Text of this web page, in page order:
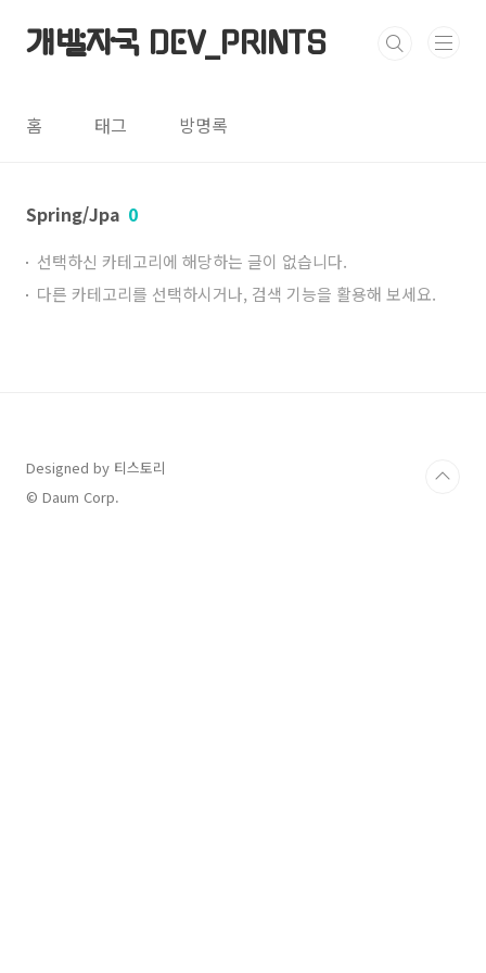
개발자국 DEV_PRINTS
홈 태그 방명록
Spring/Jpa 0
선택하신 카테고리에 해당하는 글이 없습니다.
다른 카테고리를 선택하시거나, 검색 기능을 활용해 보세요.
Designed by 티스토리
© Daum Corp.